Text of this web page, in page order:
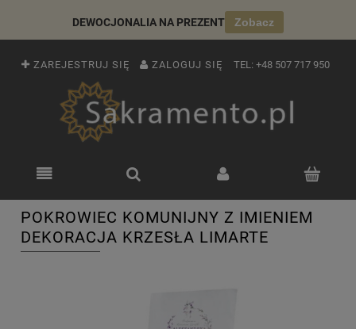
DEWOCJONALIA NA PREZENT Zobacz
ZAREJESTRUJ SIĘ ZALOGUJ SIĘ TEL: +48 507 717 950
POKROWIEC KOMUNIJNY Z IMIENIEM
DEKORACJA KRZESŁA LIMARTE